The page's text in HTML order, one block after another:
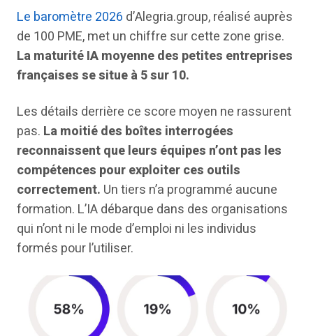
Le baromètre 2026 d’Alegria.group, réalisé auprès
de 100 PME, met un chiffre sur cette zone grise.
La maturité IA moyenne des petites entreprises
françaises se situe à 5 sur 10.
Les détails derrière ce score moyen ne rassurent
pas. La moitié des boîtes interrogées
reconnaissent que leurs équipes n’ont pas les
compétences pour exploiter ces outils
correctement. Un tiers n’a programmé aucune
formation. L’IA débarque dans des organisations
qui n’ont ni le mode d’emploi ni les individus
formés pour l’utiliser.